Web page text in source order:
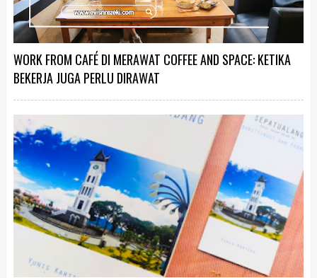
WORK FROM CAFÉ DI MERAWAT COFFEE AND SPACE: KETIKA
BEKERJA JUGA PERLU DIRAWAT